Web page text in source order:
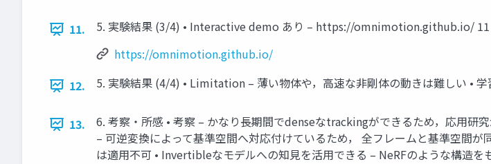
11.
5. 実験結果 (3/4) • Interactive demo あり – https://omnimotion.github.io/ 11
https://omnimotion.github.io/
12.
5. 実験結果 (4/4) • Limitation – 薄い物体や，高速な非剛体の動きは難しい •
13.
6. 考察・所感 • 考察 – かなり長期間でdenseなtrackingができるため，応用研
– 可逆変換によって基準空間へ対応付けているため， 全フレームと基準空間
は適用不可 • Invertibleなモデルへの知見を活用できる – NeRFのような構造を